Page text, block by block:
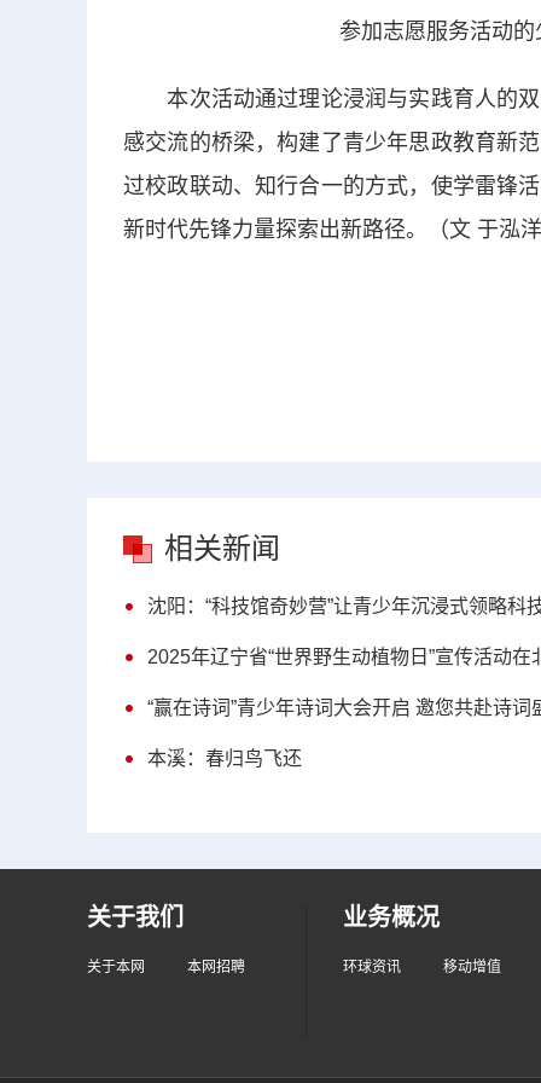
参加志愿服务活动
本次活动通过理论浸润与实践育人的双
感交流的桥梁，构建了青少年思政教育新
过校政联动、知行合一的方式，使学雷锋
新时代先锋力量探索出新路径。（文 于泓
相关新闻
沈阳：“科技馆奇妙营”让青少年沉浸式领略科
2025年辽宁省“世界野生动植物日”宣传活动在
“赢在诗词”青少年诗词大会开启 邀您共赴诗词
本溪：春归鸟飞还
关于我们
关于本网 本网招聘
业务概况
环球资讯 移动增值